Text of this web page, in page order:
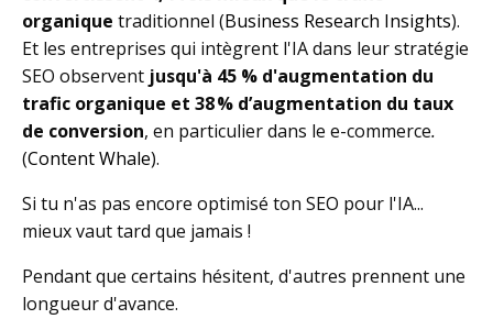
organique traditionnel (Business Research Insights).
Et les entreprises qui intègrent l'IA dans leur stratégie
SEO observent jusqu'à 45 % d'augmentation du
trafic organique et 38 % d’augmentation du taux
de conversion, en particulier dans le e-commerce.
(Content Whale).
Si tu n'as pas encore optimisé ton SEO pour l'IA...
mieux vaut tard que jamais !
Pendant que certains hésitent, d'autres prennent une
longueur d'avance.